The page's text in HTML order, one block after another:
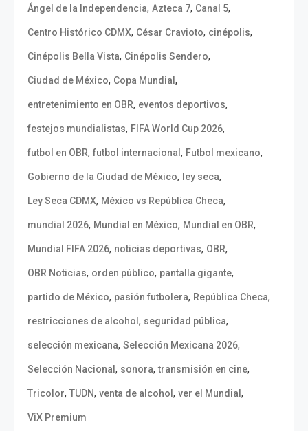
Ángel de la Independencia, Azteca 7, Canal 5,
Centro Histórico CDMX, César Cravioto, cinépolis,
Cinépolis Bella Vista, Cinépolis Sendero,
Ciudad de México, Copa Mundial ,
entretenimiento en OBR, eventos deportivos,
festejos mundialistas, FIFA World Cup 2026,
futbol en OBR, futbol internacional , Futbol mexicano,
Gobierno de la Ciudad de México, ley seca,
Ley Seca CDMX, México vs República Checa,
mundial 2026, Mundial en México, Mundial en OBR,
Mundial FIFA 2026, noticias deportivas, OBR,
OBR Noticias, orden público, pantalla gigante,
partido de México, pasión futbolera, República Checa,
restricciones de alcohol , seguridad pública,
selección mexicana, Selección Mexicana 2026,
Selección Nacional , sonora,transmisión en cine,
Tricolor, TUDN, venta de alcohol , ver el Mundial ,
ViX Premium